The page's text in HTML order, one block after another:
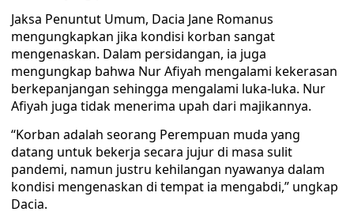
Jaksa Penuntut Umum, Dacia Jane Romanus
mengungkapkan jika kondisi korban sangat
mengenaskan. Dalam persidangan, ia juga
mengungkap bahwa Nur Afiyah mengalami kekerasan
berkepanjangan sehingga mengalami luka-luka. Nur
Afiyah juga tidak menerima upah dari majikannya.
“Korban adalah seorang Perempuan muda yang
datang untuk bekerja secara jujur di masa sulit
pandemi, namun justru kehilangan nyawanya dalam
kondisi mengenaskan di tempat ia mengabdi,” ungkap
Dacia.